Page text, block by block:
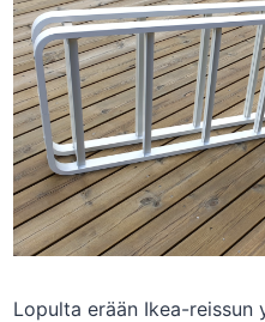
Lopulta erään Ikea-reissun